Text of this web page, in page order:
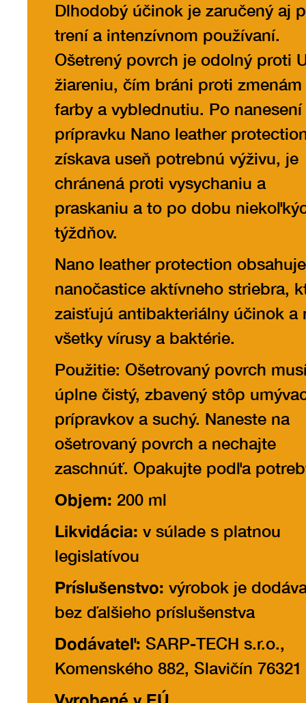
Dlhodobý účinok je zaručený aj
trení a intenzívnom používaní.
Ošetrený povrch je odolný proti
žiareniu, čím bráni proti zmenám
farby a vyblednutiu. Po nanesení
prípravku Nano leather
získava useň potrebnú výživu, je
chránená proti vysychaniu a
praskaniu a to po dobu
týždňov.
Nano leather protection obsahuje
nanočastice aktívneho striebra,
zaisťujú antibakteriálny účinok a
všetky vírusy a baktérie.
Použitie: Ošetrovaný povrch
úplne čistý, zbavený stôp
prípravkov a suchý. Naneste na
ošetrovaný povrch a nechajte
zaschnúť. Opakujte podľa
Objem: 200 ml
Likvidácia: v súlade s platnou
legislatívou
Príslušenstvo: výrobok je
bez ďalšieho príslušenstva
Dodávateľ: SARP-TECH s.r.o.,
Komenského 882, Slavičín 76321